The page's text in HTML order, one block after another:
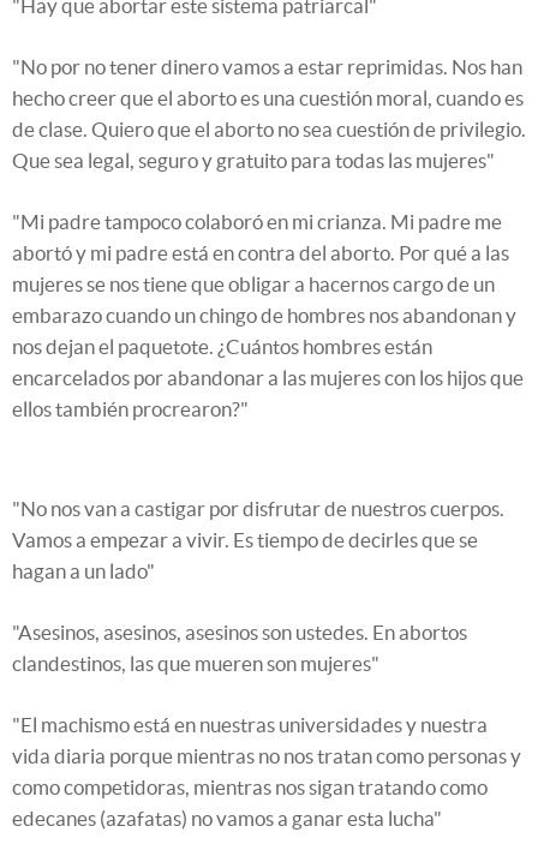
"Hay que abortar este sistema patriarcal"
"No por no tener dinero vamos a estar reprimidas. Nos han
hecho creer que el aborto es una cuestión moral, cuando es
de clase. Quiero que el aborto no sea cuestión de privilegio.
Que sea legal, seguro y gratuito para todas las mujeres"
"Mi padre tampoco colaboró en mi crianza. Mi padre me
abortó y mi padre está en contra del aborto. Por qué a las
mujeres se nos tiene que obligar a hacernos cargo de un
embarazo cuando un chingo de hombres nos abandonan y
nos dejan el paquetote. ¿Cuántos hombres están
encarcelados por abandonar a las mujeres con los hijos que
ellos también procrearon?"
"No nos van a castigar por disfrutar de nuestros cuerpos.
Vamos a empezar a vivir. Es tiempo de decirles que se
hagan a un lado"
"Asesinos, asesinos, asesinos son ustedes. En abortos
clandestinos, las que mueren son mujeres"
"El machismo está en nuestras universidades y nuestra
vida diaria porque mientras no nos tratan como personas y
como competidoras, mientras nos sigan tratando como
edecanes (azafatas) no vamos a ganar esta lucha"